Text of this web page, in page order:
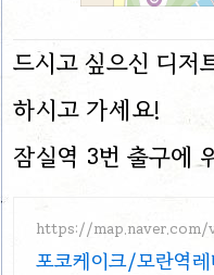
드시고 싶으신 디저
하시고 가세요!
잠실역 3번 출구에
https://map.naver.com/
포코케이크/모란역